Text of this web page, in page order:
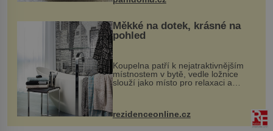
Měkké na dotek, krásné na
pohled
Koupelna patří k nejatraktivnějším
místnostem v bytě, vedle ložnice
slouží jako místo pro relaxaci a
odpočinek. Koupelnový textil –
ručníky, osušky a koberečky –
mohou jako mávnutím kouzelného
proutku...
rezidenceonline.cz